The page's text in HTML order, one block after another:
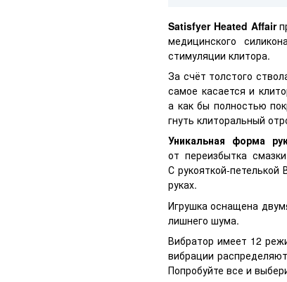
Satisfyer Heated Affair
медицинского
стимуляции клитора.
За счёт толстого
самое касается и
а как бы полностью
гнуть клиторальный
Уникальная форма
от переизбытка
С рукояткой-
руках.
Игрушка оснащена
лишнего шума.
Вибратор имеет 12
вибрации
Попробуйте все и